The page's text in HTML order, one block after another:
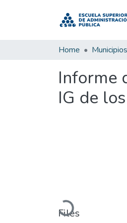
Home Municipios
Informe
IG de
Loading...
Files